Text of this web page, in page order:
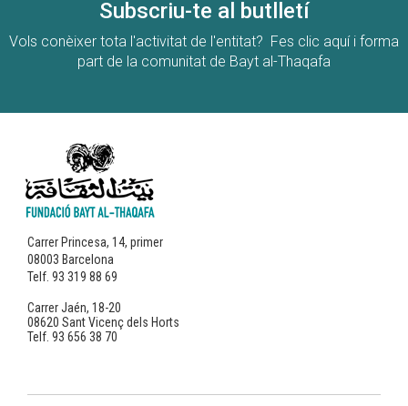
Subscriu-te al butlletí
Vols conèixer tota l'activitat de l'entitat? Fes clic aquí i forma
part de la comunitat de Bayt al-Thaqafa
Carrer Princesa, 14, primer
08003 Barcelona
Telf. 93 319 88 69
Carrer Jaén, 18-20
08620 Sant Vicenç dels Horts
Telf. 93 656 38 70